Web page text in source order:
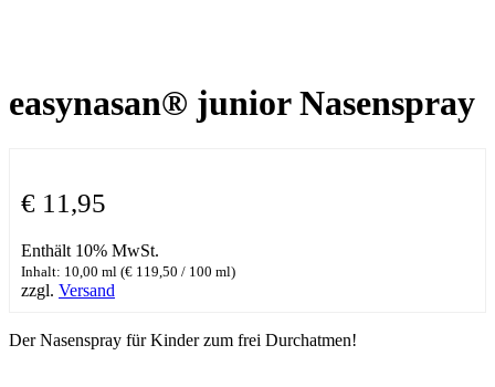
easynasan® junior Nasenspray
€ 11,95
Enthält 10% MwSt.
Inhalt: 10,00 ml (€ 119,50 / 100 ml)
zzgl. Versand
Der Nasenspray für Kinder zum frei Durchatmen!